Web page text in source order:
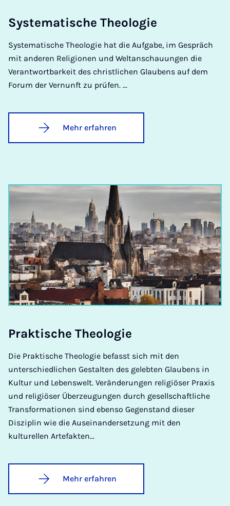
Sys­te­ma­ti­sche Theo­lo­gie
Systematische Theologie hat die Aufgabe, im Gespräch
mit anderen Religionen und Weltanschauungen die
Verantwortbarkeit des christlichen Glaubens auf dem
Forum der Vernunft zu prüfen. ...
Mehr erfahren
Prak­ti­sche Theo­lo­gie
Die Praktische Theologie befasst sich mit den
unterschiedlichen Gestalten des gelebten Glaubens in
Kultur und Lebenswelt. Veränderungen religiöser Praxis
und religiöser Überzeugungen durch gesellschaftliche
Transformationen sind ebenso Gegenstand dieser
Disziplin wie die Auseinandersetzung mit den
kulturellen Artefakten...
Mehr erfahren